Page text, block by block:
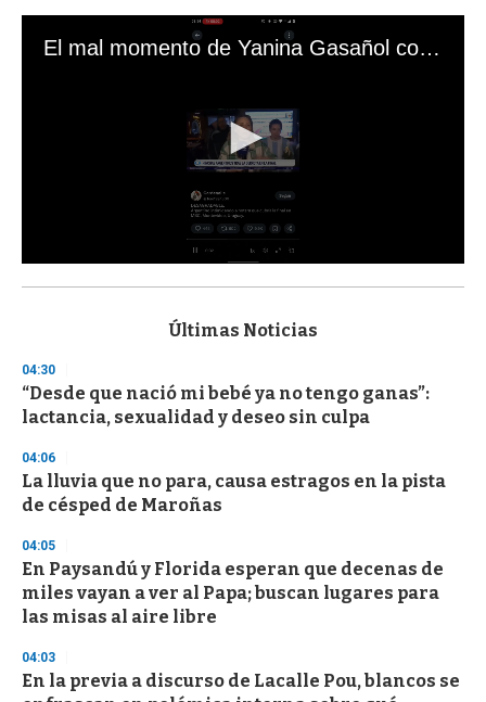
El mal momento de Yanina Gasañol con un hincha argentino en "Subrayado"
s
d
s
o
f
3
s
e
c
n
d
Últimas Noticias
04:30
“Desde que nació mi bebé ya no tengo ganas”:
lactancia, sexualidad y deseo sin culpa
04:06
La lluvia que no para, causa estragos en la pista
de césped de Maroñas
04:05
En Paysandú y Florida esperan que decenas de
miles vayan a ver al Papa; buscan lugares para
las misas al aire libre
04:03
En la previa a discurso de Lacalle Pou, blancos se